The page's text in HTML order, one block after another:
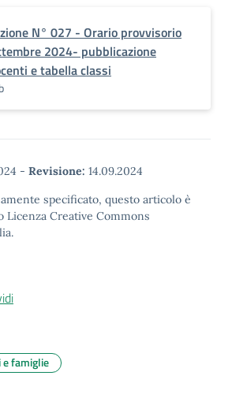
N° 027 - Orario provvisorio
2024- pubblicazione
e tabella classi
- Revisione: 14.09.2024
specificato, questo articolo è
Licenza Creative Commons
famiglie